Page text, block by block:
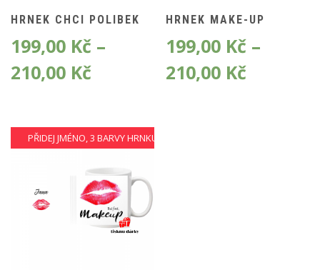
HRNEK CHCI POLIBEK
199,00 Kč –
210,00 Kč
HRNEK MAKE-UP
199,00 Kč –
210,00 Kč
PŘIDEJ JMÉNO, 3 BARVY HRNKU